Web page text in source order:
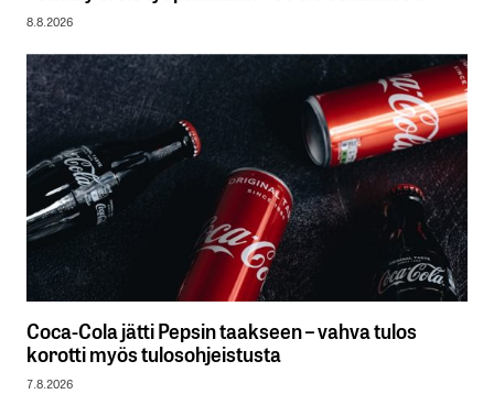
8.8.2026
Coca-Cola jätti Pepsin taakseen – vahva tulos
korotti myös tulosohjeistusta
7.8.2026